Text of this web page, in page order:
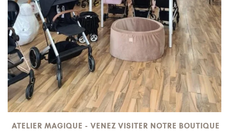
ATELIER MAGIQUE - VENEZ VISITER NOTRE BOUTIQUE